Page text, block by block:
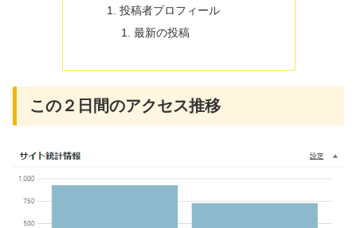
投稿者プロフィール
最新の投稿
この２日間のアクセス推移